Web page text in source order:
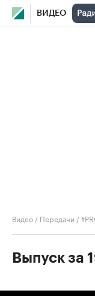
ВИДЕО
Видео / Передачи /
Выпуск за